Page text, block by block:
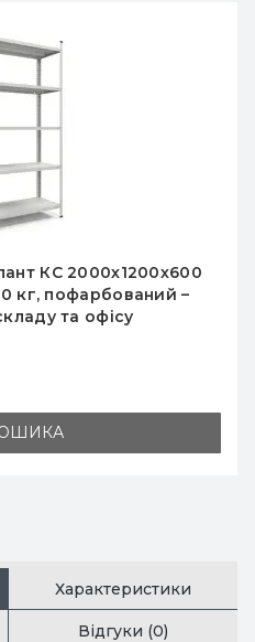
КС 2000х1200х600
кг, пофарбований –
та офісу
Характеристики
Відгуки (0)